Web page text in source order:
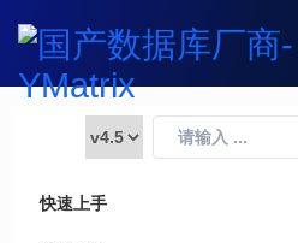
快速上手